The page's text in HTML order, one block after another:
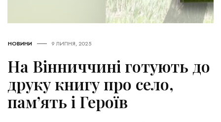
НОВИНИ 9 ЛИПНЯ, 2025
На Вінниччині готують до
друку книгу про село,
пам’ять і Героїв